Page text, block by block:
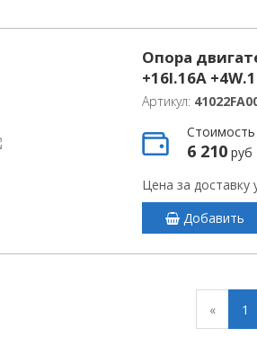
Опора
+16I.16A
Артикул:
Стоимость
6 210руб
Цена за доставку
Добавить
« 1